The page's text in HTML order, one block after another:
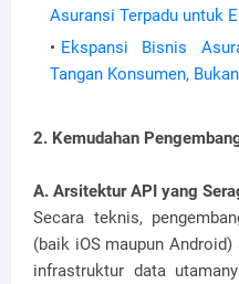
Asuransi Terpadu untuk
Ekspansi Bisnis
Tangan Konsumen,
2. Kemudahan
A. Arsitektur API yang
Secara teknis,
(baik iOS maupun
infrastruktur data